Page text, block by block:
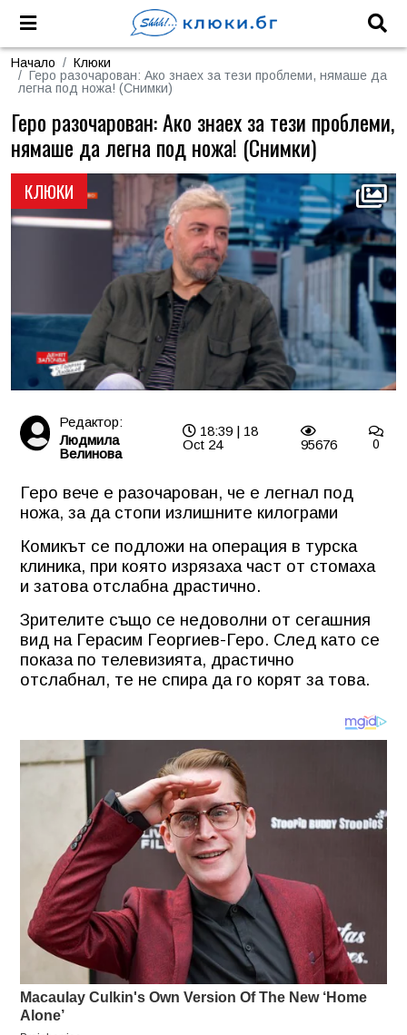
Начало
Клюки
Геро разочарован: Ако знаех за тези проблеми, нямаше да
легна под ножа! (Снимки)
КЛЮКИ
Геро разочарован: Ако знаех за тези проблеми,
нямаше да легна под ножа! (Снимки)
Редактор:
Людмила
Велинова
18:39 | 18
Oct 24
95676 0
Геро вече е разочарован, че е легнал под
ножа, за да стопи излишните килограми
Комикът се подложи на операция в турска
клиника, при която изрязаха част от стомаха
и затова отслабна драстично.
Зрителите също се недоволни от сегашния
вид на Герасим Георгиев-Геро. След като се
показа по телевизията, драстично
отслабнал, те не спира да го корят за това.